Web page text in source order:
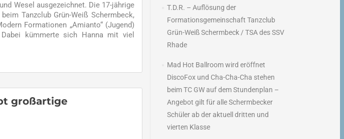
Wesel ausgezeichnet. Die 17-jährige
Tanzclub Grün-Weiß Schermbeck,
Formationen „Amianto“ (Jugend)
Dabei kümmerte sich Hanna mit viel
großartige
T.D.R. – Auflösung der
Formationsgemeinschaft Tanzclub
Grün-Weiß Schermbeck / TSA des SSV
Rhade
Mad Hot Ballroom wird eröffnet
DiscoFox und Cha-Cha-Cha stehen
beim TC GW auf dem Stundenplan –
Angebot gilt für alle Schermbecker
Schüler ab der aktuell dritten und
vierten Klasse